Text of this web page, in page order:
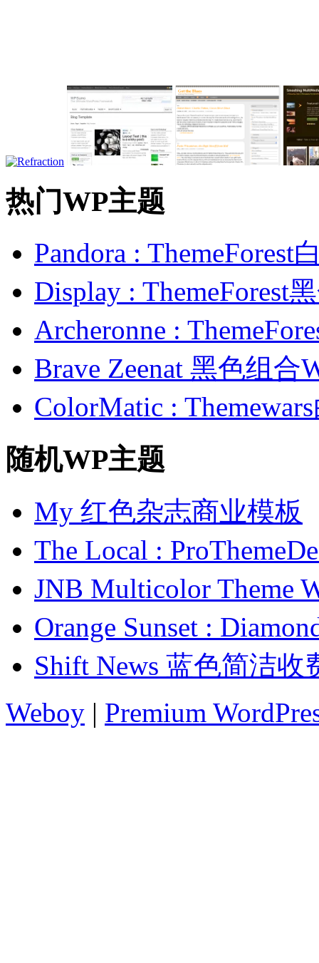
热门WP主题
Pandora : ThemeForest
Display : ThemeForest
Archeronne :
Brave Zeenat 黑色组合
ColorMatic :
随机WP主题
My 红色杂志商业模板
The Local :
JNB Multicolor Theme
Orange Sunset :
Shift News 蓝色简洁收
Weboy | Premium